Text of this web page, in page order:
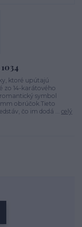
ktoré upútajú
zo 14-karátového
symbol
obrúčok.Tieto
čo im dodá ... celý